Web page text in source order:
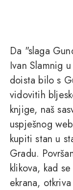
Da "slaga
Ivan Slamnig
doista bilo s
vidovitih
knjige, naš
uspješnog
kupiti stan u
Gradu.
klikova, kad
ekrana,